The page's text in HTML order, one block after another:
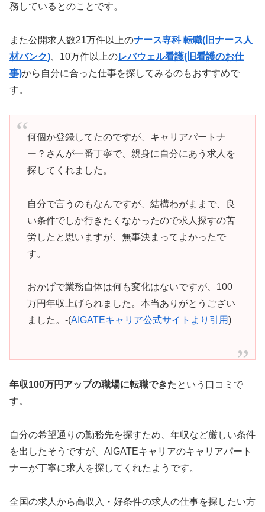
務しているとのことです。
また公開求人数21万件以上のナース専科 転職(旧ナース人
材バンク) 、10万件以上のレバウェル看護(旧看護のお仕
事)から自分に合った仕事を探してみるのもおすすめで
す。
何個か登録してたのですが、キャリアパートナ
ー？さんが一番丁寧で、親身に自分にあう求人を
探してくれました。
自分で言うのもなんですが、結構わがままで、良
い条件でしか行きたくなかったので求人探すの苦
労したと思いますが、無事決まってよかったで
す。
おかげで業務自体は何も変化はないですが、100
万円年収上げられました。本当ありがとうござい
ました。-(AIGATEキャリア公式サイトより引用)
年収100万円アップの職場に転職できたという口コミで
す。
自分の希望通りの勤務先を探すため、年収など厳しい条件
を出したそうですが、AIGATEキャリアのキャリアパート
ナーが丁寧に求人を探してくれたようです。
全国の求人から高収入・好条件の求人の仕事を探したい方